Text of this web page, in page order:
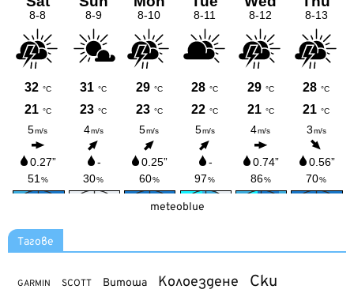
meteoblue
Тагове
GARMIN SCOTT Витоша Колоездене Ски